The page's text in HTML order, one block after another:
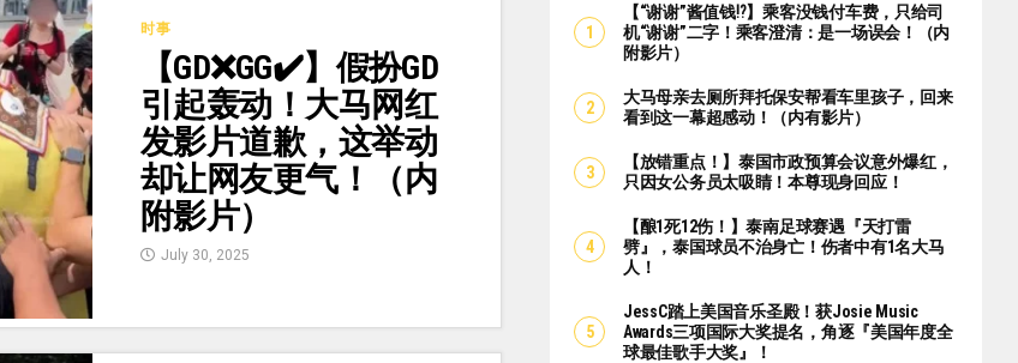
时事
【GD❌GG✔️】假扮GD
引起轰动！大马网红
发影片道歉，这举动
却让网友更气！（内
附影片）
July 30, 2025
【“谢谢”酱值钱⁉️】乘客没钱付车费，只给司
机“谢谢”二字！乘客澄清：是一场误会！（内
附影片）
大马母亲去厕所拜托保安帮看车里孩子，回来
看到这一幕超感动！（内有影片）
【放错重点！】泰国市政预算会议意外爆红，
只因女公务员太吸睛！本尊现身回应！
【酿1死12伤！】泰南足球赛遇『天打雷
劈』，泰国球员不治身亡！伤者中有1名大马
人！
JessC踏上美国音乐圣殿！获Josie Music
Awards三项国际大奖提名，角逐『美国年度全
球最佳歌手大奖』！